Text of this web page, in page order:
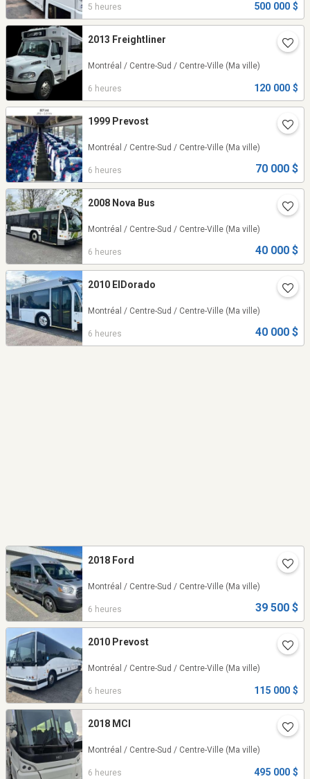
5 heures 500 000 $
2013 Freightliner
Montréal / Centre-Sud / Centre-Ville (Ma ville)
6 heures 120 000 $
1999 Prevost
Montréal / Centre-Sud / Centre-Ville (Ma ville)
6 heures 70 000 $
2008 Nova Bus
Montréal / Centre-Sud / Centre-Ville (Ma ville)
6 heures 40 000 $
2010 ElDorado
Montréal / Centre-Sud / Centre-Ville (Ma ville)
6 heures 40 000 $
2018 Ford
Montréal / Centre-Sud / Centre-Ville (Ma ville)
6 heures 39 500 $
2010 Prevost
Montréal / Centre-Sud / Centre-Ville (Ma ville)
6 heures 115 000 $
2018 MCI
Montréal / Centre-Sud / Centre-Ville (Ma ville)
6 heures 495 000 $